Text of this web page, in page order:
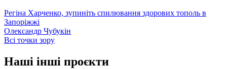
Регіна Харченко, зупиніть спилювання здорових тополь в
Запоріжжі
Олександр Чубукін
Всі точки зору
Наші інші проєкти